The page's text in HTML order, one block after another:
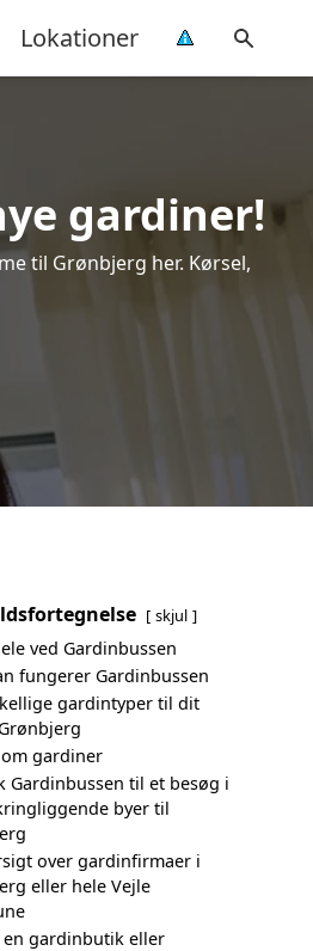
Lokationer
gardiner!
til Grønbjerg her. Kørsel,
skjul
ved Gardinbussen
fungerer Gardinbussen
gardintyper til dit
om gardiner
Gardinbussen til et besøg i
byer til
over gardinfirmaer i
eller hele Vejle
en gardinbutik eller